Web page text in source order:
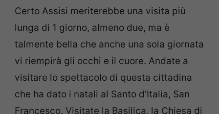
Certo Assisi meriterebbe una visita più
lunga di 1 giorno, almeno due, ma è
talmente bella che anche una sola giornata
vi riempirà gli occhi e il cuore. Andate a
visitare lo spettacolo di questa cittadina
che ha dato i natali al Santo d’Italia, San
Francesco. Visitate la Basilica, la Chiesa di